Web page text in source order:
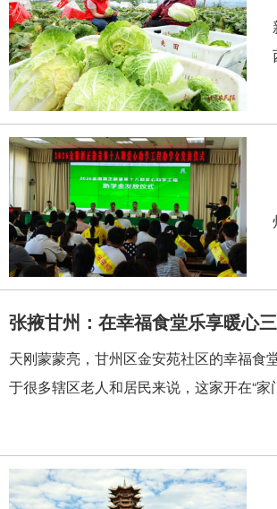
张掖甘州：在幸福食堂乐享暖心
天刚蒙蒙亮，甘州区金安苑社区的幸福食
于很多辖区老人和居民来说，这家开在“